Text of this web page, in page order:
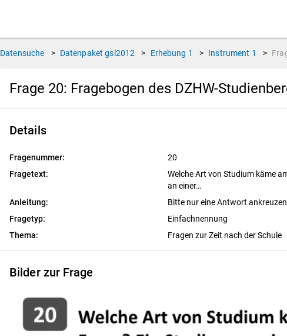
Datensuche > Datenpaket gsl2012 > Erhebung 1 > Instrument 1 >
Frage 20: Fragebogen des DZHW-
Details
Fragenummer:
20
Fragetext:
Welche Art von Studium käme
an einer…
Anleitung:
Bitte nur eine Antwort
Fragetyp:
Einfachnennung
Thema:
Fragen zur Zeit nach der Schule
Bilder zur Frage